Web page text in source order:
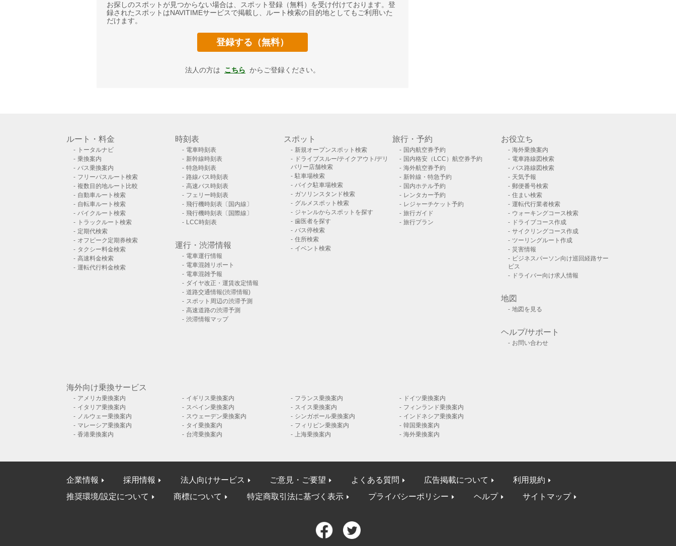
お探しのスポットが見つからない場合は、スポット登録（無料）を受け付けております。登
録されたスポットはNAVITIMEサービスで掲載し、ルート検索の目的地としてもご利用いた
だけます。
登録する（無料）
法人の方は こちら からご登録ください。
ルート・料金
トータルナビ
乗換案内
バス乗換案内
フリーパスルート検索
複数目的地ルート比較
自動車ルート検索
自転車ルート検索
バイクルート検索
トラックルート検索
定期代検索
オフピーク定期券検索
タクシー料金検索
高速料金検索
運転代行料金検索
時刻表
電車時刻表
新幹線時刻表
特急時刻表
路線バス時刻表
高速バス時刻表
フェリー時刻表
飛行機時刻表〔国内線〕
飛行機時刻表〔国際線〕
LCC時刻表
運行・渋滞情報
電車運行情報
電車混雑リポート
電車混雑予報
ダイヤ改正・運賃改定情報
道路交通情報(渋滞情報)
スポット周辺の渋滞予測
高速道路の渋滞予測
渋滞情報マップ
スポット
新規オープンスポット検索
ドライブスルー/テイクアウト/デリ
バリー店舗検索
駐車場検索
バイク駐車場検索
ガソリンスタンド検索
グルメスポット検索
ジャンルからスポットを探す
歯医者を探す
バス停検索
住所検索
イベント検索
旅行・予約
国内航空券予約
国内格安（LCC）航空券予約
海外航空券予約
新幹線・特急予約
国内ホテル予約
レンタカー予約
レジャーチケット予約
旅行ガイド
旅行プラン
お役立ち
海外乗換案内
電車路線図検索
バス路線図検索
天気予報
郵便番号検索
住まい検索
運転代行業者検索
ウォーキングコース検索
ドライブコース作成
サイクリングコース作成
ツーリングルート作成
災害情報
ビジネスパーソン向け巡回経路サー
ビス
ドライバー向け求人情報
地図
地図を見る
ヘルプ/サポート
お問い合わせ
海外向け乗換サービス
アメリカ乗換案内 イギリス乗換案内 フランス乗換案内
ドイツ乗換案内
イタリア乗換案内
スペイン乗換案内 スイス乗換案内
フィンランド乗換案内
ノルウェー乗換案内
スウェーデン乗換案内 シンガポール乗換案内
インドネシア乗換案内
マレーシア乗換案内
タイ乗換案内 フィリピン乗換案内
韓国乗換案内
香港乗換案内
台湾乗換案内 上海乗換案内 海外乗換案内
企業情報 採用情報 法人向けサービス ご意見・ご要望 よくある質問 広告掲載について
利用規約
推奨環境/設定について
商標について 特定商取引法に基づく表示 プライバシーポリシー ヘルプ サイトマップ